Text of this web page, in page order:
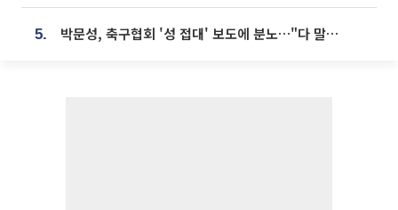
5. 박문성, 축구협회 '성 접대' 보도에 분노…"다 말아먹으려고 작정했나"